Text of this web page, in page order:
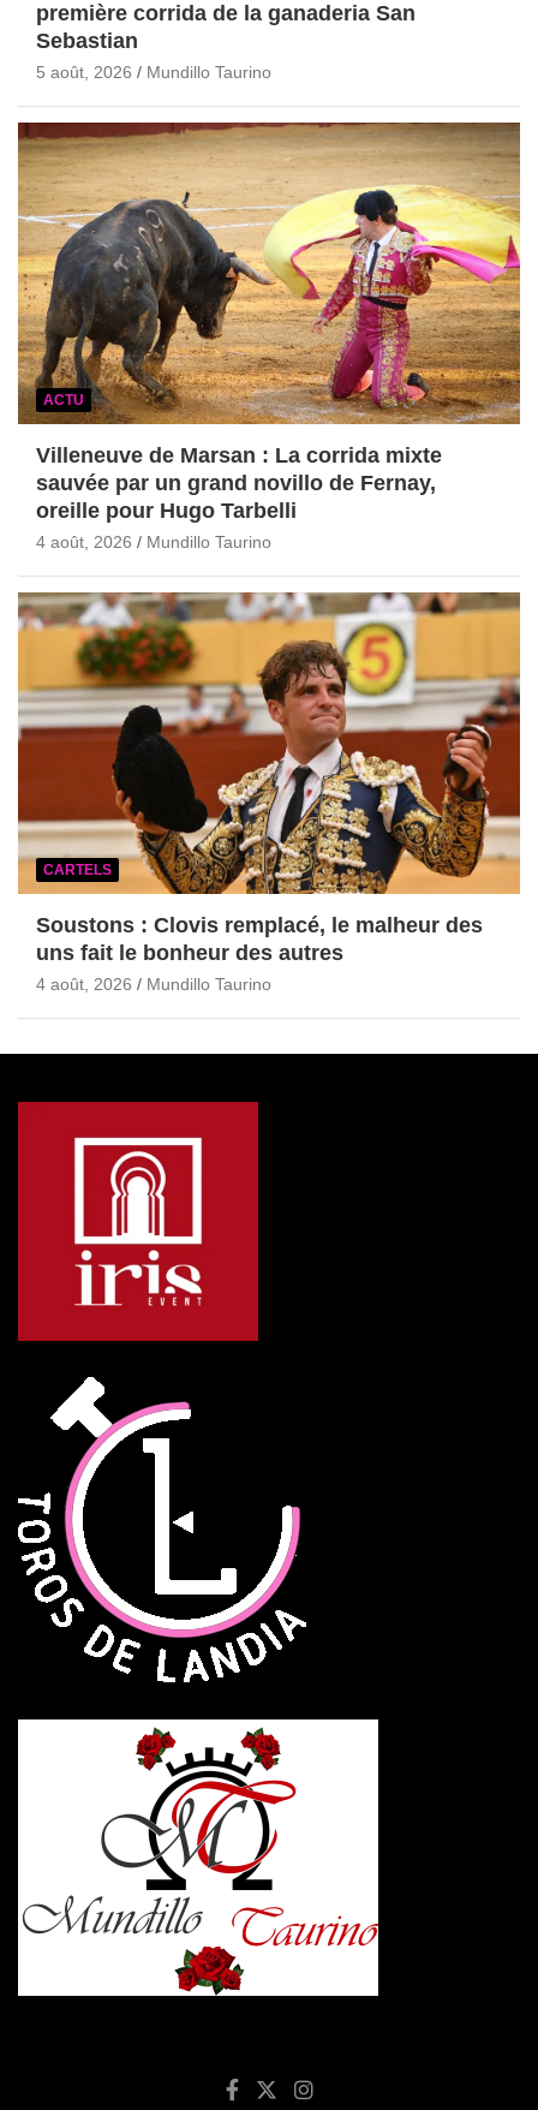
première corrida de la ganaderia San
Sebastian
5 août, 2026 Mundillo Taurino
ACTU
Villeneuve de Marsan : La corrida mixte
sauvée par un grand novillo de Fernay,
oreille pour Hugo Tarbelli
4 août, 2026 Mundillo Taurino
CARTELS
Soustons : Clovis remplacé, le malheur des
uns fait le bonheur des autres
4 août, 2026 Mundillo Taurino